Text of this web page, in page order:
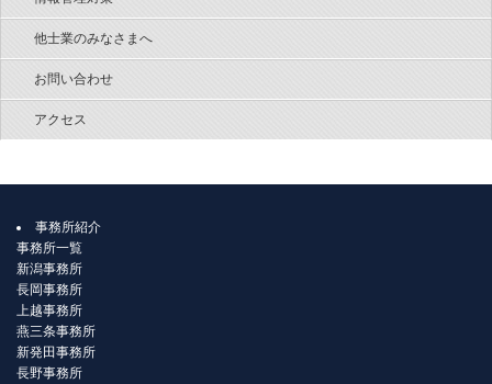
他士業のみなさまへ
お問い合わせ
アクセス
事務所紹介
事務所一覧
新潟事務所
長岡事務所
上越事務所
燕三条事務所
新発田事務所
長野事務所